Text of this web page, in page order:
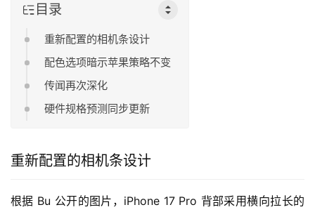
目录
重新配置的相机条设计
配色选项暗示苹果策略不变
传闻再次深化
硬件规格预测同步更新
重新配置的相机条设计
根据 Bu 公开的图片，iPhone 17 Pro 背部采用横向拉长的